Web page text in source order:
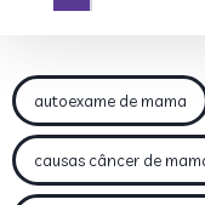
autoexame de mama
causas câncer de